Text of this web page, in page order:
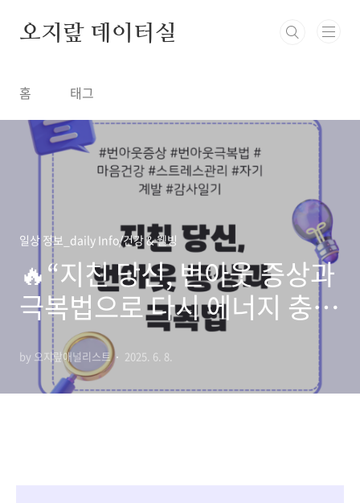
오지랖 데이터실
홈 태그
일상 정보_daily Info/건강 & 웰빙
🔥“지친 당신, 번아웃 증상과
극복법으로 다시 에너지 충전
하기!”🔥
by 오지랖애널리스트 2025. 6. 8.